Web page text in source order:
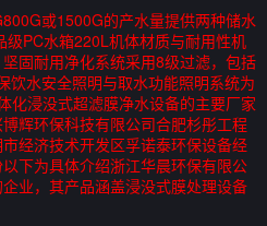
或1500G的产水量提供两种储水
PC水箱220L机体材质与耐用性机
固耐用净化系统采用8级过滤，包括
饮水安全照明与取水功能照明系统为
化浸没式超滤膜净水设备的主要厂家
辉环保科技有限公司合肥杉彤工程
经济技术开发区孚诺泰环保设备经
下为具体介绍浙江华晨环保有限公
业，其产品涵盖浸没式膜处理设备